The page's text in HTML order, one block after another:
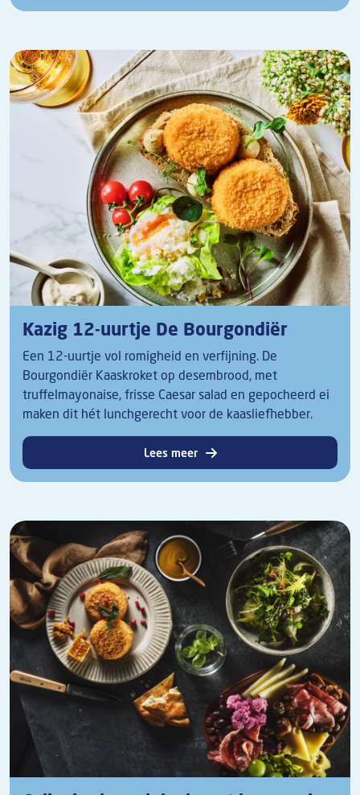
Kazig 12-uurtje De Bourgondiër
Een 12-uurtje vol romigheid en verfijning. De
Bourgondiër Kaaskroket op desembrood, met
truffelmayonaise, frisse Caesar salad en gepocheerd ei
maken dit hét lunchgerecht voor de kaasliefhebber.
Lees meer